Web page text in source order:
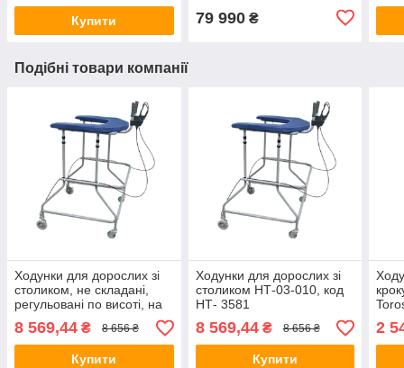
Купити 79 990₴
Подібні товари компанії
Ходунки для дорослих зі
столиком, не складані,
регульовані по висоті, на
4-х колесах НТ-03-010,
(НТ 358)
8 569,44 ₴ 8 656 ₴
Купити
Ходунки для дорослих зі
столиком НТ-03-010, код
НТ- 3581
8 569,44₴ 8 656 ₴
Купити
2